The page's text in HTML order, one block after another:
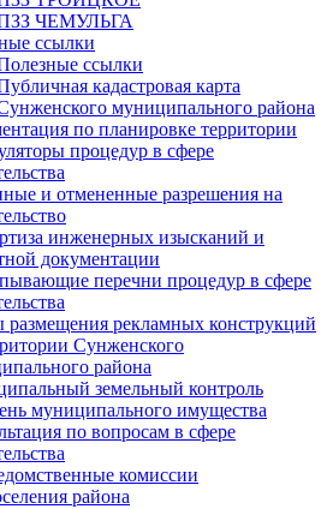
ЧЕМУЛЬГА
ссылки
ссылки
кадастровая карта
муниципального района
по планировке территории
процедур в сфере
и отмененные разрешения на
инженерных изысканий и
документации
перечни процедур в сфере
рекламных конструкций
Сунженского
района
земельный контроль
муниципального имущества
по вопросам в сфере
комиссии
района